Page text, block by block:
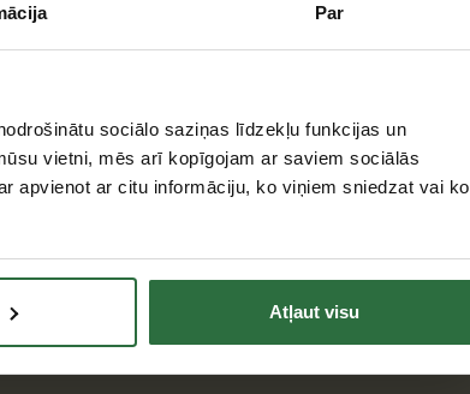
Par
sociālo saziņas līdzekļu funkcijas un
vietni, mēs arī kopīgojam ar saviem sociālās
apvienot ar citu informāciju, ko viņiem sniedzat vai ko
Atļaut visu